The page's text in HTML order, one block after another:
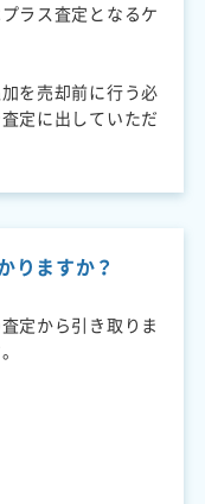
ラス査定となるケ
を売却前に行う必
定に出していただ
りますか？
定から引き取りま